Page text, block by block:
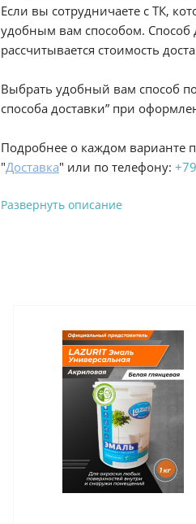
Если вы сотрудничаете с ТК,
удобным вам способом. Способ
рассчитывается стоимость
Выбрать удобный вам способ
способа доставки” при
Подробнее о каждом варианте
"Доставка" или по телефону:
ProffЭлектро по адресу
адресу ул. Новороссийская
Для юридических лиц:
оплате заказа на сайте.
Подробнее о способах оплаты
Развернуть описание